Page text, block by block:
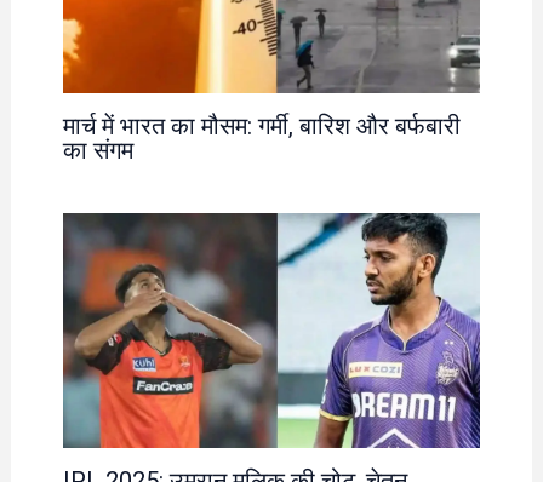
मार्च में भारत का मौसम: गर्मी, बारिश और बर्फबारी
का संगम